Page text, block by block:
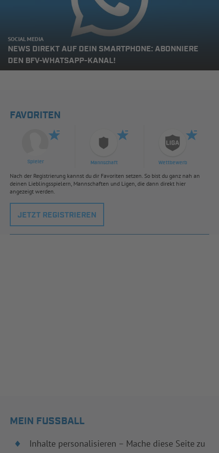
SOCIAL MEDIA
NEWS DIREKT AUF DEIN SMARTPHONE: ABONNIERE
DEN BFV-WHATSAPP-KANAL!
FAVORITEN
Spieler Mannschaft Wettbewerb
Nach der Registrierung kannst du dir Favoriten setzen. So bist du ganz nah an
deinen Lieblingsspielern, Mannschaften und Ligen, die dann direkt hier
angezeigt werden.
JETZT REGISTRIEREN
MEIN FUSSBALL
Inhalte personalisieren – Mache diese Seite zu